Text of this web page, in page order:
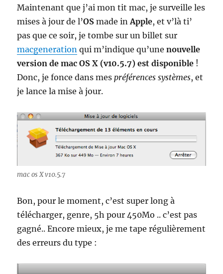
Maintenant que j’ai mon tit mac, je surveille les
mises à jour de l’OS made inApple, et v’là ti’
pas que ce soir, je tombe sur un billet sur
macgeneration qui m’indique qu’unenouvelle
version de mac OS X (v10.5.7) est disponible !
Donc, je fonce dans mespréférences systèmes, et
je lance la mise à jour.
mac os X v10.5.7
Bon, pour le moment, c’est super long à
télécharger, genre, 5h pour 450Mo .. c’est pas
gagné.. Encore mieux, je me tape régulièrement
des erreurs du type :